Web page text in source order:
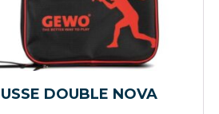
DOUBLE NOVA